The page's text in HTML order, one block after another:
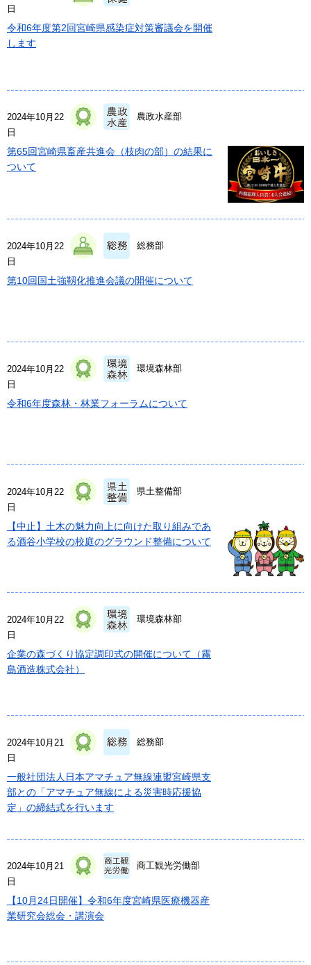
日
令和6年度第2回宮崎県感染症対策審議会を開催
します
2024年10月22
日
農政水産部
第65回宮崎県畜産共進会（枝肉の部）の結果に
ついて
2024年10月22
日
総務部
第10回国土強靱化推進会議の開催について
2024年10月22
日
環境森林部
令和6年度森林・林業フォーラムについて
2024年10月22
日
県土整備部
【中止】土木の魅力向上に向けた取り組みであ
る酒谷小学校の校庭のグラウンド整備について
2024年10月22
日
環境森林部
企業の森づくり協定調印式の開催について（霧
島酒造株式会社）
2024年10月21
日
総務部
一般社団法人日本アマチュア無線連盟宮崎県支
部との「アマチュア無線による災害時応援協
定」の締結式を行います
2024年10月21
日
商工観光労働部
【10月24日開催】令和6年度宮崎県医療機器産
業研究会総会・講演会